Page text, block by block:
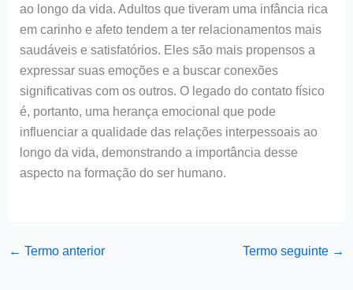
ao longo da vida. Adultos que tiveram uma infância rica
em carinho e afeto tendem a ter relacionamentos mais
saudáveis e satisfatórios. Eles são mais propensos a
expressar suas emoções e a buscar conexões
significativas com os outros. O legado do contato físico
é, portanto, uma herança emocional que pode
influenciar a qualidade das relações interpessoais ao
longo da vida, demonstrando a importância desse
aspecto na formação do ser humano.
← Termo anterior Termo seguinte →